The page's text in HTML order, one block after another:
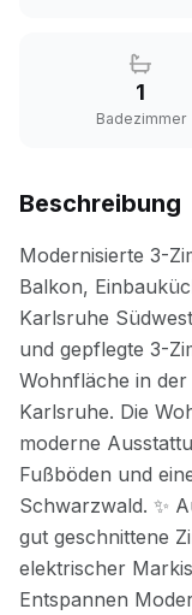
1
Badezimmer
Beschreibung